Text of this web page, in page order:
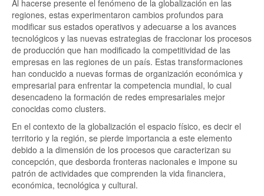
Al hacerse presente el fenómeno de la globalización en las
regiones, estas experimentaron cambios profundos para
modificar sus estados operativos y adecuarse a los avances
tecnológicos y las nuevas estrategias de fraccionar los procesos
de producción que han modificado la competitividad de las
empresas en las regiones de un país. Estas transformaciones
han conducido a nuevas formas de organización económica y
empresarial para enfrentar la competencia mundial, lo cual
desencadeno la formación de redes empresariales mejor
conocidas como clusters.
En el contexto de la globalización el espacio físico, es decir el
territorio y la región, se pierde importancia a este elemento
debido a la dimensión de los procesos que caracterizan su
concepción, que desborda fronteras nacionales e impone su
patrón de actividades que comprenden la vida financiera,
económica, tecnológica y cultural.